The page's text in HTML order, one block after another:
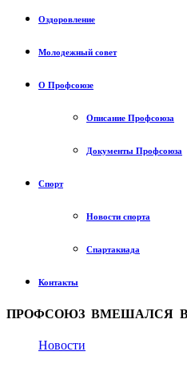
Оздоровление
Молодежный совет
О Профсоюзе
Описание Профсоюза
Документы Профсоюза
Спорт
Новости спорта
Спартакиада
Контакты
ПРОФСОЮЗ ВМЕШАЛСЯ
Новости